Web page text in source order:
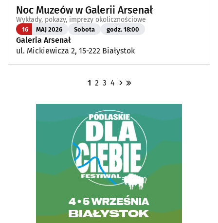
Noc Muzeów w Galerii Arsenał
Wykłady, pokazy, imprezy okolicznościowe
16 MAJ 2026 Sobota godz. 18:00
Galeria Arsenał
ul. Mickiewicza 2, 15-222 Białystok
1 2 3 4